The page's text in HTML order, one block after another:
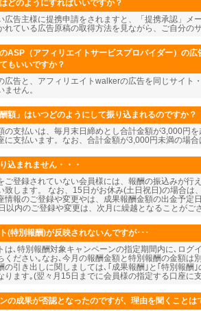
どのようにすればいいですか？
広告主様に提携申請をされますと、「提携承認」メ
れている広告原稿の取得方法を見ながら、ご自分の
ASP（アフィリエイトサービスプロバイダー）の
もいいですか？
広告と、アフィリエイトwalkerの広告を同じサイト
ません。
酬額」はいつどのようにして振り込まれるのですか？
の支払いは、毎月末日締めとし合計金額が3,000円
に支払います。なお、合計金額が3,000円未満の場
込まれません・・・
ご登録されていない会員様には、報酬の振込みが行
致します。 なお、15日がお休み(土日祝日)の場合は
情報のご登録や変更やは、成果報酬金額の出金予定
以内のご登録や変更は、次月に繰越となることがご
(特別報酬)が反映されないんですが･･･
は､特別報酬対象キャンペーンの指定期間内に､ログ
ください｡なお､今月の報酬金額と特別報酬の金額は
の引き出しに関しましては､｢成果報酬｣と｢特別報酬
ります｡(翌々月15日までに会員様の指定する口座に
の成果が否認となったのですが、理由を聞くことは